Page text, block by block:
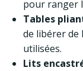
pour ranger
Tables
de libérer de
utilisées.
Lits